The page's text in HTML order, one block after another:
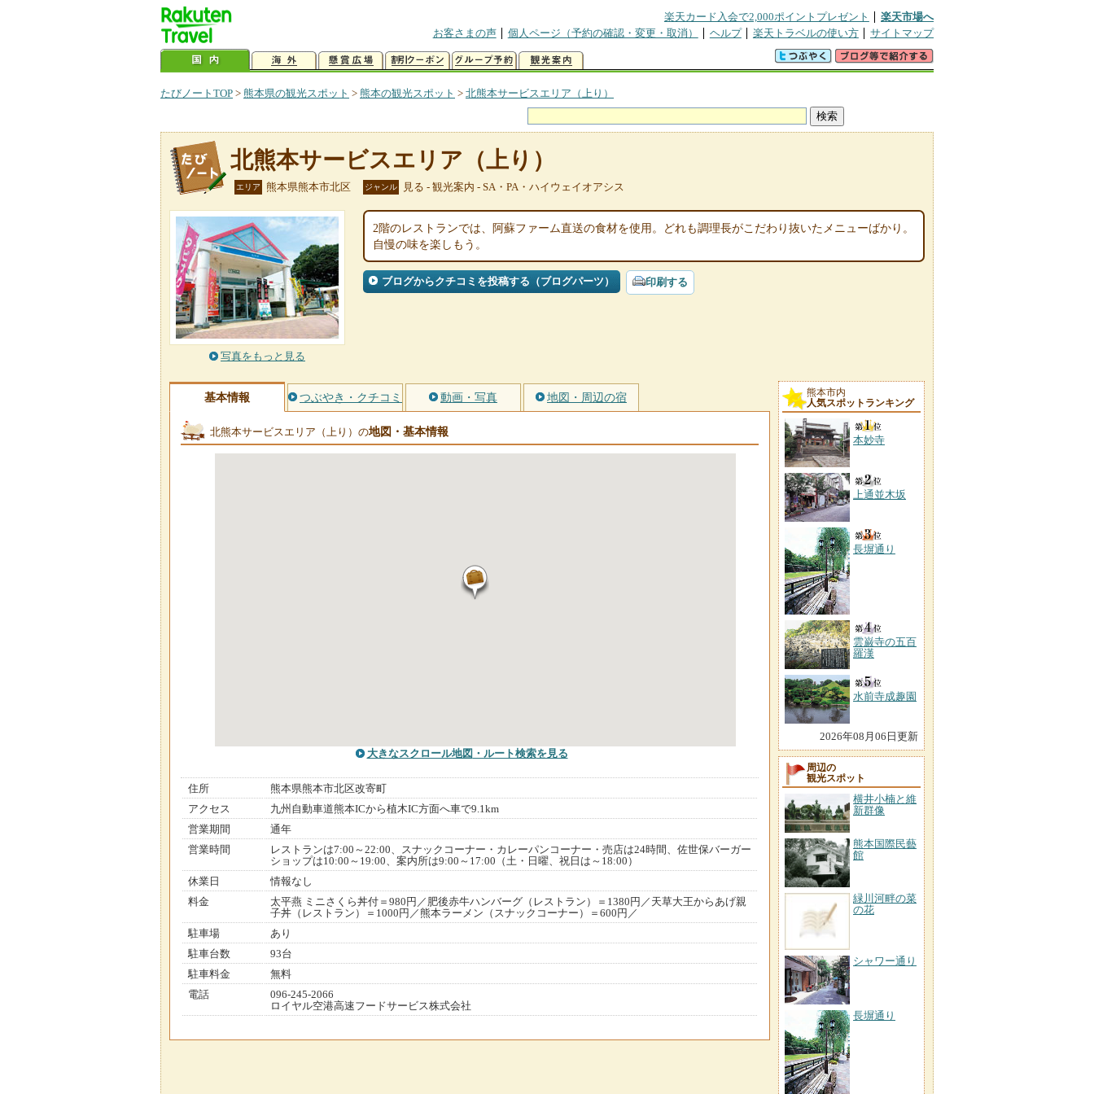
楽天カード入会で2,000ポイントプレゼント
楽天市場へ
お客さまの声
個人ページ（予約の確認・変更・取消） ヘルプ 楽天トラベルの使い方 サイトマップ
たびノートTOP > 熊本県の観光スポット > 熊本の観光スポット > 北熊本サービスエリア（上り）
北熊本サービスエリア（上り）
エリア 熊本県熊本市北区 ジャンル 見る - 観光案内 - SA・PA・ハイウェイオアシス
写真をもっと見る
2階のレストランでは、阿蘇ファーム直送の食材を使用。どれも調理長がこだわり抜いたメニューばかり。
自慢の味を楽しもう。
ブログからクチコミを投稿する（ブログパーツ） 印刷する
基本情報 つぶやき・クチコミ 動画・写真 地図・周辺の宿
北熊本サービスエリア（上り）の地図・基本情報
大きなスクロール地図 ・ルート検索を見る
住所
熊本県熊本市北区改寄町
アクセス
九州自動車道熊本ICから植木IC方面へ車で9.1km
営業期間
通年
営業時間
レストランは7:00～22:00、スナックコーナー・カレーパンコーナー・売店は24時間、佐世保バーガー
ショップは10:00～19:00、案内所は9:00～17:00（土・日曜、祝日は～18:00）
休業日
情報なし
料金
太平燕 ミニさくら丼付＝980円／肥後赤牛ハンバーグ（レストラン）＝1380円／天草大王からあげ親
子丼（レストラン）＝1000円／熊本ラーメン（スナックコーナー）＝600円／
駐車場
あり
駐車台数
93台
駐車料金
無料
電話
096-245-2066
ロイヤル空港高速フードサービス株式会社
熊本市内
人気スポットランキング
本妙寺
上通並木坂
長塀通り
雲巌寺の五百
羅漢
水前寺成趣園
2026年08月06日更新
周辺の
観光スポット
横井小楠と維
新群像
熊本国際民藝
館
緑川河畔の菜
の花
シャワー通り
長塀通り